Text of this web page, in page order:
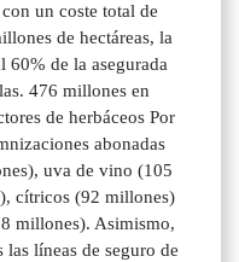
un coste total de
de hectáreas, la
60% de la asegurada
476 millones en
de herbáceos Por
abonadas
uva de vino (105
cítricos (92 millones)
millones). Asimismo,
líneas de seguro de